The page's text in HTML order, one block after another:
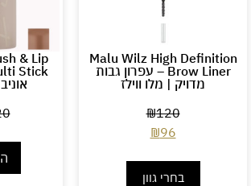
Malu Wilz High Definition
Brow Liner – עפרון גבות
מדויק | מלו ווילז
₪120
₪96
בחרי גוון
& Lip